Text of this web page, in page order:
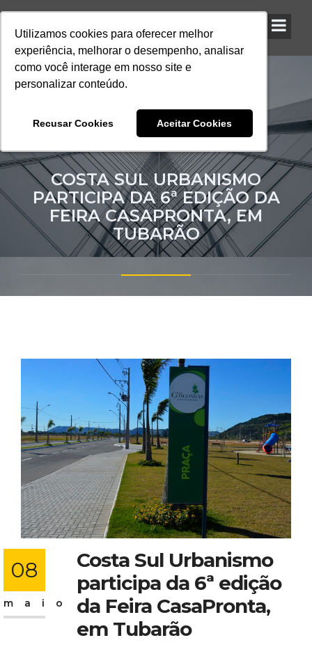
Utilizamos cookies para oferecer melhor
experiência, melhorar o desempenho, analisar
como você interage em nosso site e
personalizar conteúdo.
Recusar Cookies Aceitar Cookies
Utilizamos cookies para oferecer melhor
experiência, melhorar o desempenho, analisar
como você interage em nosso site e
personalizar conteúdo.
Recusar Cookies Aceitar Cookies
Utilizamos cookies para oferecer melhor
experiência, melhorar o desempenho, analisar
como você interage em nosso site e
personalizar conteúdo.
Recusar Cookies Aceitar Cookies
COSTA SUL URBANISMO
PARTICIPA DA 6ª EDIÇÃO DA
FEIRA CASAPRONTA, EM
TUBARÃO
08
maio
Costa Sul Urbanismo
participa da 6ª edição
da Feira CasaPronta,
em Tubarão